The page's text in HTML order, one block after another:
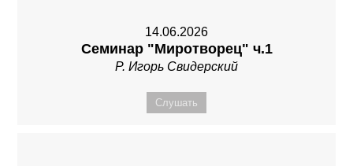
14.06.2026
Семинар "Миротворец" ч.1
Р. Игорь Свидерский
Слушать